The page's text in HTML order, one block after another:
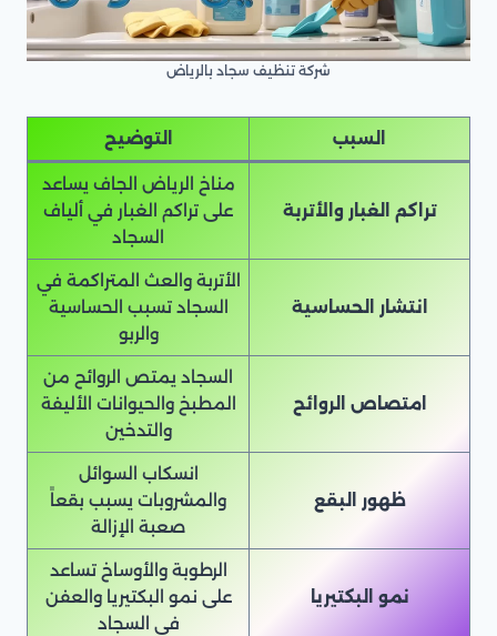
شركة تنظيف سجاد بالرياض
السبب التوضيح
تراكم الغبار والأتربة
مناخ الرياض الجاف يساعد
على تراكم الغبار في ألياف
السجاد
انتشار الحساسية
الأتربة والعث المتراكمة في
السجاد تسبب الحساسية
والربو
امتصاص الروائح
السجاد يمتص الروائح من
المطبخ والحيوانات الأليفة
والتدخين
ظهور البقع
انسكاب السوائل
والمشروبات يسبب بقعاً
صعبة الإزالة
نمو البكتيريا
الرطوبة والأوساخ تساعد
على نمو البكتيريا والعفن
في السجاد